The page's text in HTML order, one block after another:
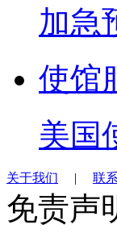
加急
使馆
美国
关于我们 | 联
免责声